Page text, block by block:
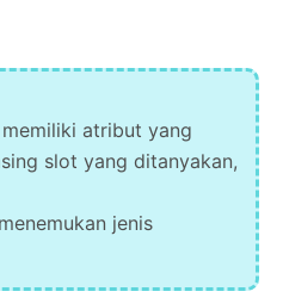
atribut yang
slot yang ditanyakan,
jenis